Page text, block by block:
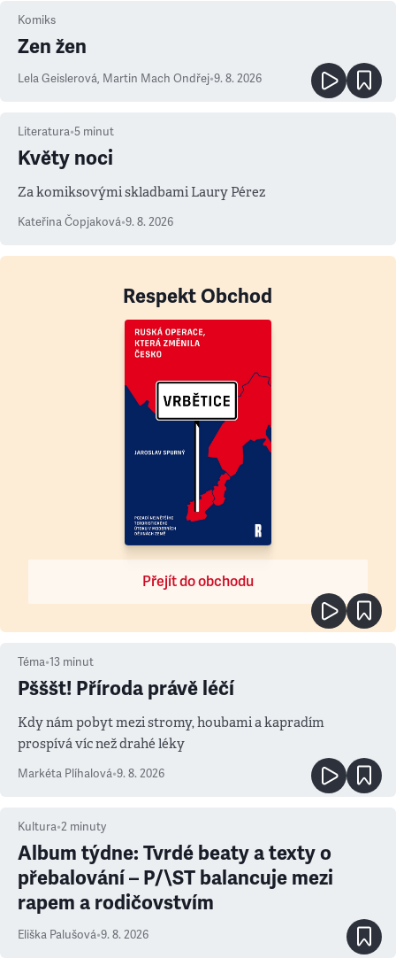
Komiks
Zen žen
Lela Geislerová, Martin Mach Ondřej•9. 8. 2026
Literatura•5 minut
Květy noci
Za komiksovými skladbami Laury Pérez
Kateřina Čopjaková•9. 8. 2026
Respekt Obchod
Přejít do obchodu
Téma•13 minut
Pšššt! Příroda právě léčí
Kdy nám pobyt mezi stromy, houbami a kapradím
prospívá víc než drahé léky
Markéta Plíhalová•9. 8. 2026
Kultura•2 minuty
Album týdne: Tvrdé beaty a texty o
přebalování – P/\ST balancuje mezi
rapem a rodičovstvím
Eliška Palušová•9. 8. 2026